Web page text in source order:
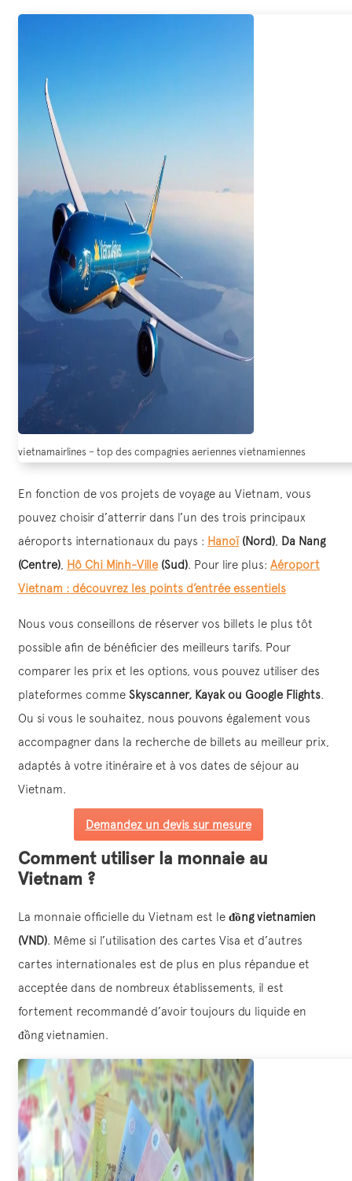
vietnamairlines – top des compagnies aeriennes vietnamiennes
En fonction de vos projets de voyage au Vietnam, vous
pouvez choisir d’atterrir dans l’un des trois principaux
aéroports internationaux du pays : Hanoï(Nord) Da Nang
(Centre) Hô Chi Minh-Ville(Sud). Pour lire plus: Aéroport
Vietnam : découvrez les points d’entrée essentiels
Nous vous conseillons de réserver vos billets le plus tôt
possible afin de bénéficier des meilleurs tarifs. Pour
comparer les prix et les options, vous pouvez utiliser des
plateformes comme Skyscanner, Kayak ou Google Flights.
Ou si vous le souhaitez, nous pouvons également vous
accompagner dans la recherche de billets au meilleur prix,
adaptés à votre itinéraire et à vos dates de séjour au
Vietnam.
Demandez un devis sur mesure
Comment utiliser la monnaie au
Vietnam ?
La monnaie officielle du Vietnam est le đồng vietnamien
(VND). Même si l’utilisation des cartes Visa et d’autres
cartes internationales est de plus en plus répandue et
acceptée dans de nombreux établissements, il est
fortement recommandé d’avoir toujours du liquide en
đồng vietnamien.